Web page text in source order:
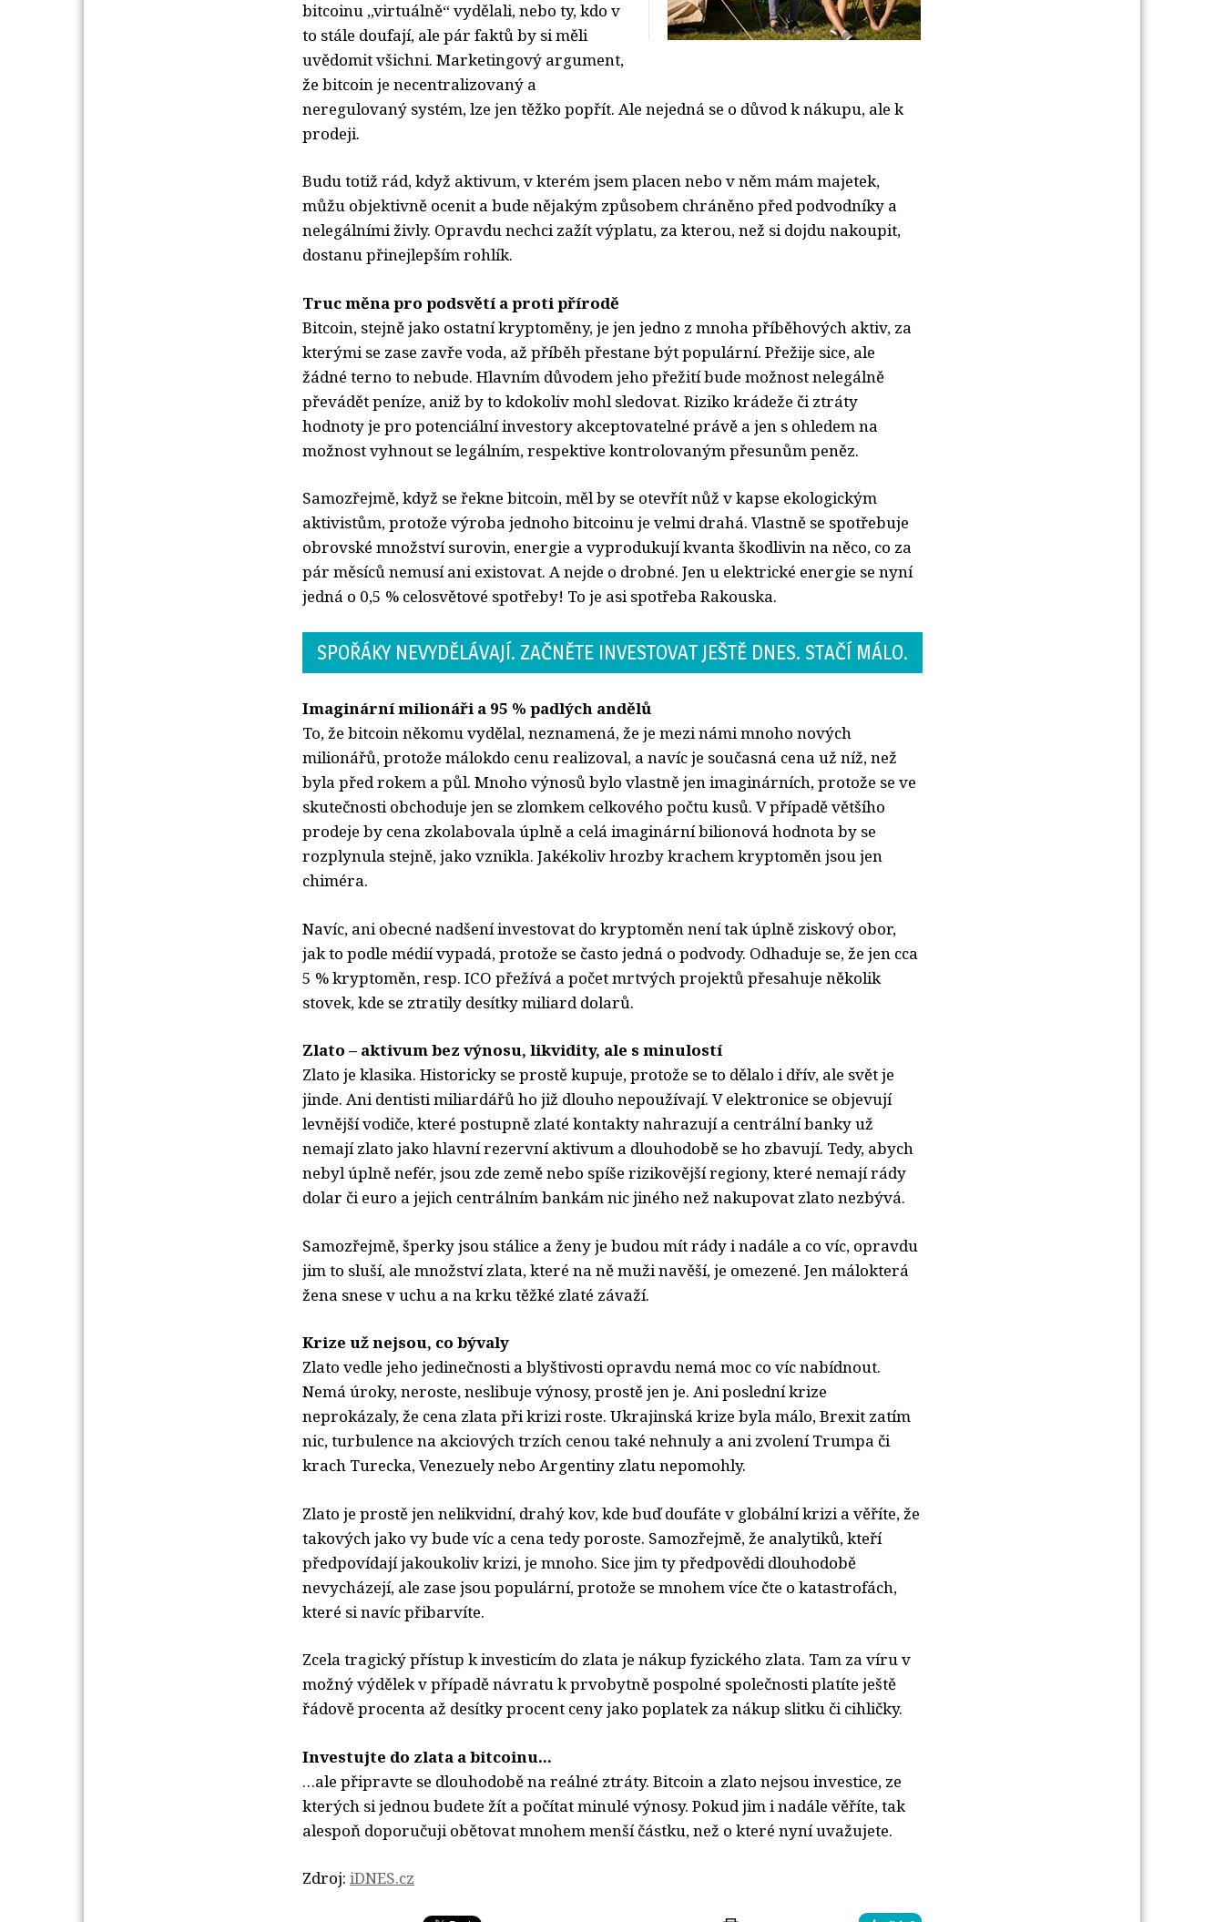
bitcoinu „virtuálně“ vydělali, nebo ty, kdo v
to stále doufají, ale pár faktů by si měli
uvědomit všichni. Marketingový argument,
že bitcoin je necentralizovaný a
neregulovaný systém, lze jen těžko popřít. Ale nejedná se o důvod k nákupu, ale k
prodeji.
Budu totiž rád, když aktivum, v kterém jsem placen nebo v něm mám majetek,
můžu objektivně ocenit a bude nějakým způsobem chráněno před podvodníky a
nelegálními živly. Opravdu nechci zažít výplatu, za kterou, než si dojdu nakoupit,
dostanu přinejlepším rohlík.
Truc měna pro podsvětí a proti přírodě
Bitcoin, stejně jako ostatní kryptoměny, je jen jedno z mnoha příběhových aktiv, za
kterými se zase zavře voda, až příběh přestane být populární. Přežije sice, ale
žádné terno to nebude. Hlavním důvodem jeho přežití bude možnost nelegálně
převádět peníze, aniž by to kdokoliv mohl sledovat. Riziko krádeže či ztráty
hodnoty je pro potenciální investory akceptovatelné právě a jen s ohledem na
možnost vyhnout se legálním, respektive kontrolovaným přesunům peněz.
Samozřejmě, když se řekne bitcoin, měl by se otevřít nůž v kapse ekologickým
aktivistům, protože výroba jednoho bitcoinu je velmi drahá. Vlastně se spotřebuje
obrovské množství surovin, energie a vyprodukují kvanta škodlivin na něco, co za
pár měsíců nemusí ani existovat. A nejde o drobné. Jen u elektrické energie se nyní
jedná o 0,5 % celosvětové spotřeby! To je asi spotřeba Rakouska.
SPOŘÁKY NEVYDĚLÁVAJÍ. ZAČNĚTE INVESTOVAT JEŠTĚ DNES. STAČÍ MÁLO.
Imaginární milionáři a 95 % padlých andělů
To, že bitcoin někomu vydělal, neznamená, že je mezi námi mnoho nových
milionářů, protože málokdo cenu realizoval, a navíc je současná cena už níž, než
byla před rokem a půl. Mnoho výnosů bylo vlastně jen imaginárních, protože se ve
skutečnosti obchoduje jen se zlomkem celkového počtu kusů. V případě většího
prodeje by cena zkolabovala úplně a celá imaginární bilionová hodnota by se
rozplynula stejně, jako vznikla. Jakékoliv hrozby krachem kryptoměn jsou jen
chiméra.
Navíc, ani obecné nadšení investovat do kryptoměn není tak úplně ziskový obor,
jak to podle médií vypadá, protože se často jedná o podvody. Odhaduje se, že jen cca
5 % kryptoměn, resp. ICO přežívá a počet mrtvých projektů přesahuje několik
stovek, kde se ztratily desítky miliard dolarů.
Zlato – aktivum bez výnosu, likvidity, ale s minulostí
Zlato je klasika. Historicky se prostě kupuje, protože se to dělalo i dřív, ale svět je
jinde. Ani dentisti miliardářů ho již dlouho nepoužívají. V elektronice se objevují
levnější vodiče, které postupně zlaté kontakty nahrazují a centrální banky už
nemají zlato jako hlavní rezervní aktivum a dlouhodobě se ho zbavují. Tedy, abych
nebyl úplně nefér, jsou zde země nebo spíše rizikovější regiony, které nemají rády
dolar či euro a jejich centrálním bankám nic jiného než nakupovat zlato nezbývá.
Samozřejmě, šperky jsou stálice a ženy je budou mít rády i nadále a co víc, opravdu
jim to sluší, ale množství zlata, které na ně muži navěší, je omezené. Jen málokterá
žena snese v uchu a na krku těžké zlaté závaží.
Krize už nejsou, co bývaly
Zlato vedle jeho jedinečnosti a blyštivosti opravdu nemá moc co víc nabídnout.
Nemá úroky, neroste, neslibuje výnosy, prostě jen je. Ani poslední krize
neprokázaly, že cena zlata při krizi roste. Ukrajinská krize byla málo, Brexit zatím
nic, turbulence na akciových trzích cenou také nehnuly a ani zvolení Trumpa či
krach Turecka, Venezuely nebo Argentiny zlatu nepomohly.
Zlato je prostě jen nelikvidní, drahý kov, kde buď doufáte v globální krizi a věříte, že
takových jako vy bude víc a cena tedy poroste. Samozřejmě, že analytiků, kteří
předpovídají jakoukoliv krizi, je mnoho. Sice jim ty předpovědi dlouhodobě
nevycházejí, ale zase jsou populární, protože se mnohem více čte o katastrofách,
které si navíc přibarvíte.
Zcela tragický přístup k investicím do zlata je nákup fyzického zlata. Tam za víru v
možný výdělek v případě návratu k prvobytně pospolné společnosti platíte ještě
řádově procenta až desítky procent ceny jako poplatek za nákup slitku či cihličky.
Investujte do zlata a bitcoinu...
…ale připravte se dlouhodobě na reálné ztráty. Bitcoin a zlato nejsou investice, ze
kterých si jednou budete žít a počítat minulé výnosy. Pokud jim i nadále věříte, tak
alespoň doporučuji obětovat mnohem menší částku, než o které nyní uvažujete.
Zdroj: iDNES.cz